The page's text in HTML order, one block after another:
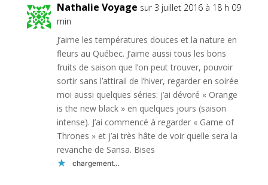
Nathalie Voyage sur 3 juillet 2016 à 18 h 09
min
J’aime les températures douces et la nature en
fleurs au Québec. J’aime aussi tous les bons
fruits de saison que l’on peut trouver, pouvoir
sortir sans l’attirail de l’hiver, regarder en soirée
moi aussi quelques séries: j’ai dévoré « Orange
is the new black » en quelques jours (saison
intense). J’ai commencé à regarder « Game of
Thrones » et j’ai très hâte de voir quelle sera la
revanche de Sansa. Bises
chargement…